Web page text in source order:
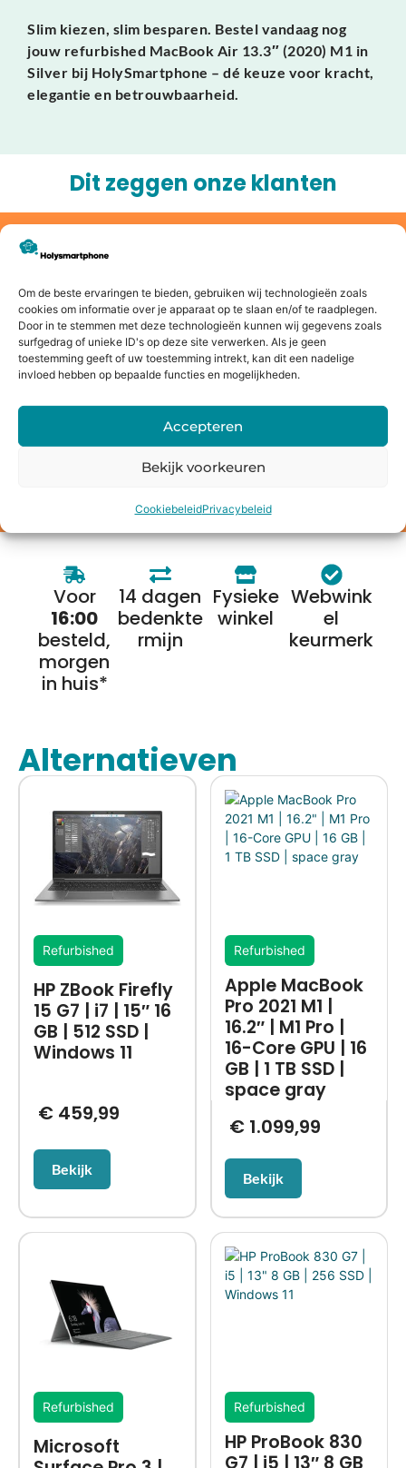
Om de beste ervaringen te bieden, gebruiken wij technologieën zoals
cookies om informatie over je apparaat op te slaan en/of te raadplegen.
Door in te stemmen met deze technologieën kunnen wij gegevens zoals
surfgedrag of unieke ID's op deze site verwerken. Als je geen
toestemming geeft of uw toestemming intrekt, kan dit een nadelige
invloed hebben op bepaalde functies en mogelijkheden.
Accepteren
Bekijk voorkeuren
CookiebeleidPrivacybeleid
Slim kiezen, slim besparen. Bestel vandaag nog
jouw refurbished MacBook Air 13.3″ (2020) M1 in
Silver bij HolySmartphone – dé keuze voor kracht,
elegantie en betrouwbaarheid.
Dit zeggen onze klanten
Jouw oude apparaat inruilen of
Bij Holysmartphone geloven we in een groene en
duurzamere wereld. Daarom bieden wij onze klanten de
mogelijkheid om een oude smartphone, tablet, laptop of
console in te ruilen voor korting op een nieuw toestel of
direct geld. Niet alleen profiteer jij van de nieuwste
technologie, maar je draagt ook bij aan het behoud van
Voor
16:00
besteld,
morgen
in huis*
14 dagen
bedenkte
rmijn
Fysieke
winkel
Webwink
el
keurmerk
Alternatieven
Refurbished
HP ZBook Firefly
15 G7 | i7 | 15″ 16
GB | 512 SSD |
Windows 11
€459,99
Bekijk
Refurbished
Apple MacBook
Pro 2021 M1 |
16.2″ | M1 Pro |
16-Core GPU | 16
GB | 1 TB SSD |
space gray
€ 1.099,99
Bekijk
Refurbished
Microsoft
Refurbished
HP ProBook 830